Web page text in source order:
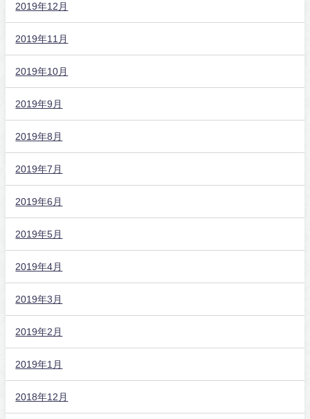
2019年12月
2019年11月
2019年10月
2019年9月
2019年8月
2019年7月
2019年6月
2019年5月
2019年4月
2019年3月
2019年2月
2019年1月
2018年12月